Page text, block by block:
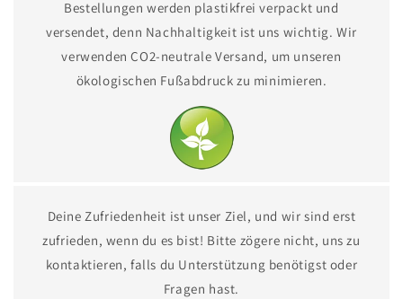
Bestellungen werden plastikfrei verpackt und
versendet, denn Nachhaltigkeit ist uns wichtig. Wir
verwenden CO2-neutrale Versand, um unseren
ökologischen Fußabdruck zu minimieren.
Deine Zufriedenheit ist unser Ziel, und wir sind erst
zufrieden, wenn du es bist! Bitte zögere nicht, uns zu
kontaktieren, falls du Unterstützung benötigst oder
Fragen hast.